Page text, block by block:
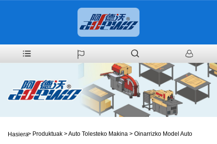
Hasiera> Produktuak >Auto Tolesteko Makina > Oinarrizko Model Auto